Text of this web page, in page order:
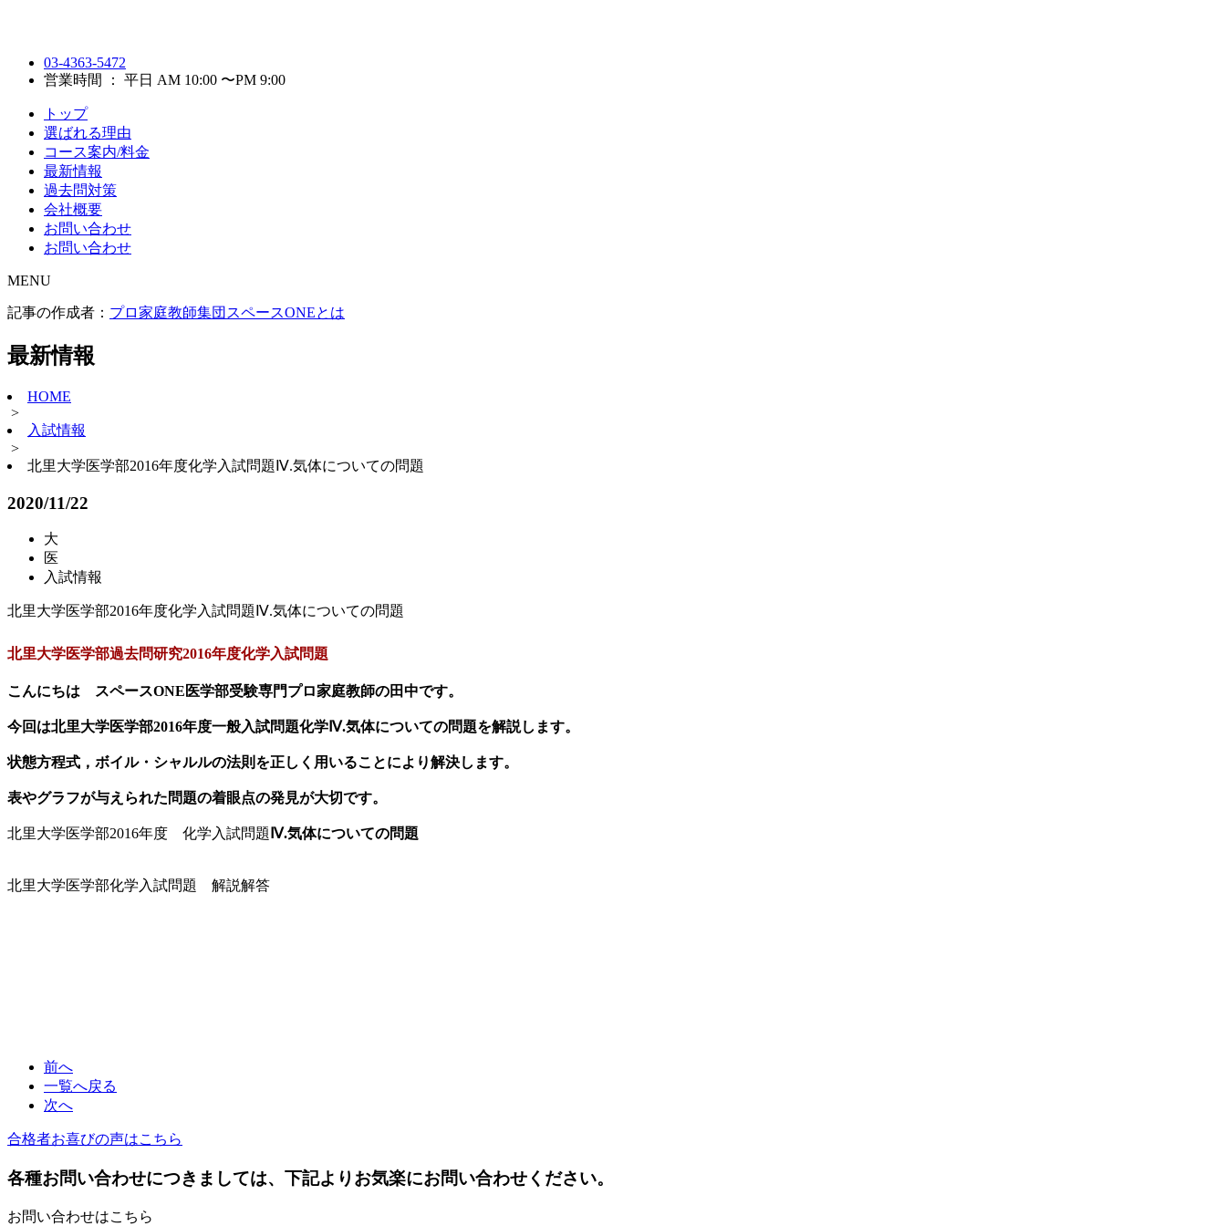
03-4363-5472
営業時間 ： 平日 AM 10:00 〜PM 9:00
トップ
選ばれる理由
コース案内/料金
最新情報
過去問対策
会社概要
お問い合わせ
お問い合わせ
MENU
記事の作成者： プロ家庭教師集団スペースONEとは
最新情報
HOME
>
入試情報
>
北里大学医学部2016年度化学入試問題Ⅳ.気体についての問題
2020/11/22
大
医
入試情報
北里大学医学部2016年度化学入試問題Ⅳ.気体についての問題
北里大学医学部過去問研究2016年度化学入試問題
こんにちは スペースONE医学部受験専門プロ家庭教師の田中です。
今回は北里大学医学部2016年度一般入試問題化学Ⅳ.気体についての問題を解説します。
状態方程式，ボイル・シャルルの法則を正しく用いることにより解決します。
表やグラフが与えられた問題の着眼点の発見が大切です。
北里大学医学部2016年度 化学入試問題 Ⅳ.気体についての問題
北里大学医学部化学入試問題 解説解答
前へ
一覧へ戻る
次へ
合格者お喜びの声はこちら
各種お問い合わせにつきましては、下記よりお気楽にお問い合わせください。
お問い合わせはこちら